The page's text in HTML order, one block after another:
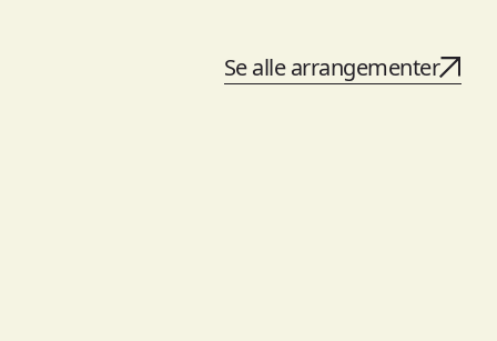
Se alle arrangementer